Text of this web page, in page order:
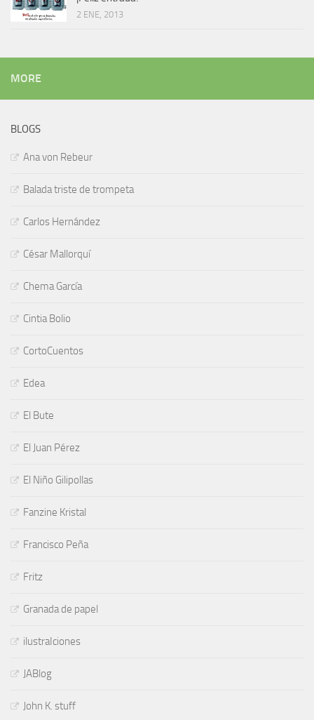
2 ENE, 2013
MORE
BLOGS
Ana von Rebeur
Balada triste de trompeta
Carlos Hernández
César Mallorquí
Chema García
Cintia Bolio
CortoCuentos
Edea
El Bute
El Juan Pérez
El Niño Gilipollas
Fanzine Kristal
Francisco Peña
Fritz
Granada de papel
ilustraIciones
JABlog
John K. stuff